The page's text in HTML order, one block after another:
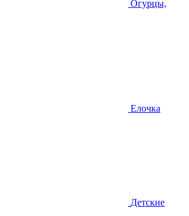
Огурцы,
Елочка
Детские